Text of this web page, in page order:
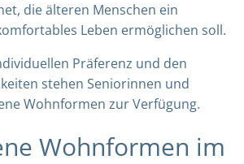
die älteren Menschen ein
Leben ermöglichen soll.
Präferenz und den
stehen Seniorinnen und
Wohnformen zur Verfügung.
Wohnformen im